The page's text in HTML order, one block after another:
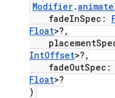
Modifier.
fadeInSpec:
Float>?,
IntOffset>?,
fadeOutSpec:
Float>?
)